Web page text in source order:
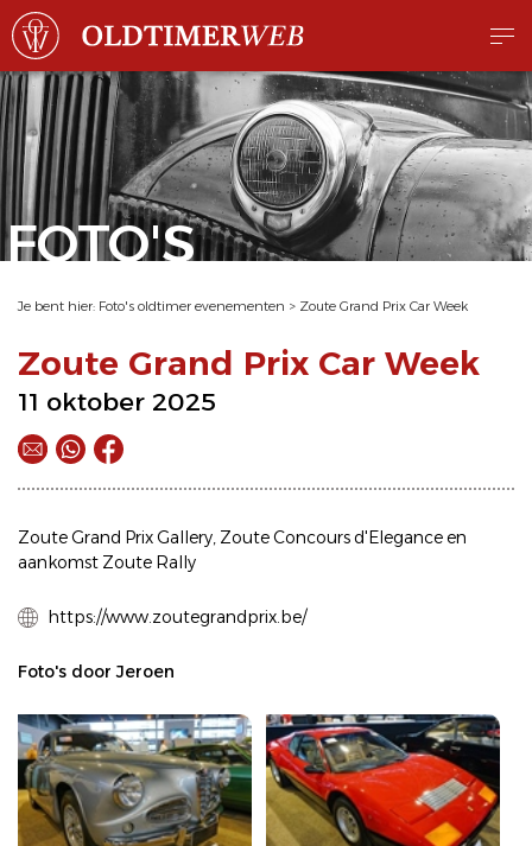
FOTO'S
Je bent hier: Foto's oldtimer evenementen > Zoute Grand Prix Car Week
Zoute Grand Prix Car Week
11 oktober 2025
Zoute Grand Prix Gallery, Zoute Concours d'Elegance en
aankomst Zoute Rally
https://www.zoutegrandprix.be/
Foto's door Jeroen